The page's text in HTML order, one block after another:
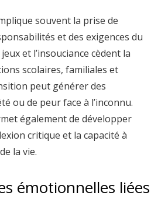
souvent la prise de
et des exigences du
et l’insouciance cèdent la
scolaires, familiales et
peut générer des
ou de peur face à l’inconnu.
également de développer
critique et la capacité à
la vie.
émotionnelles liées